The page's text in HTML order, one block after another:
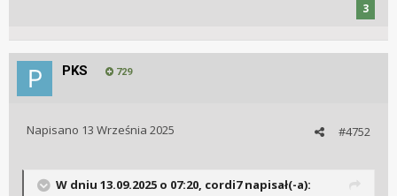
3
PKS 729
#4752
Napisano 13 Września 2025
W dniu 13.09.2025 o 07:20, cordi7napisał(-a):